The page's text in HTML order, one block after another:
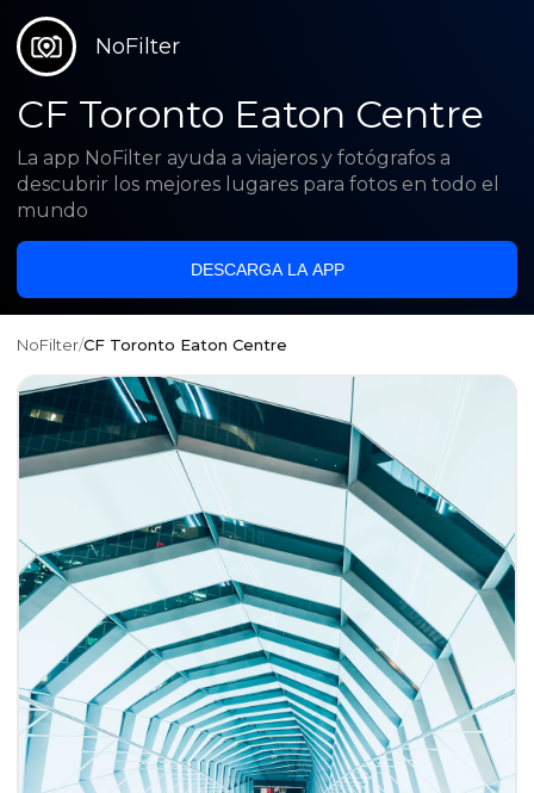
NoFilter
CF Toronto Eaton Centre
La app NoFilter ayuda a viajeros y fotógrafos a
descubrir los mejores lugares para fotos en todo el
mundo
DESCARGA LA APP
NoFilter/CF Toronto Eaton Centre